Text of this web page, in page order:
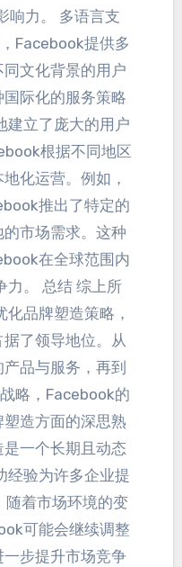
响力。 多语言支
， Facebook提供多
同文化背景的用户
国际化的服务策略
建立了庞大的用户
根据不同地区
化运营。例如，
推出了特定的
的市场需求。 这种
在全球范围内
力。 总结 综上所
化品牌塑造策略 ，
了领导地位。 从
品与服务 ， 再到
略 ， Facebook的
造方面的深思熟
是一个长期且动态
经验为许多企业提
随着市场环境的变
可能会继续调整
一步提升市场竞争